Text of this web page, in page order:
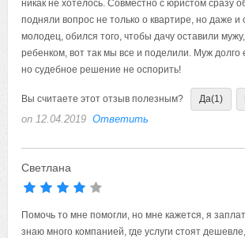
никак не хотелось. Совместно с юристом сразу
подняли вопрос не только о квартире, но даже
молодец, обился того, чтобы дачу оставили
ребенком, вот так мы все и поделили. Муж
но судебное решение не оспорить!
Вы считаете этот отзыв полезным? Да(1)
on 12.04.2019 Ответить
Светлана
Помочь то мне помогли, но мне кажется, я
знаю много компанией, где услуги стоят